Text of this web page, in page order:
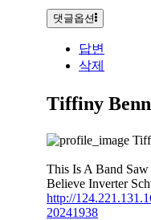
댓글옵션
답변
삭제
Tiffiny
This Is A Band
Believe Inverter
http://
20241938